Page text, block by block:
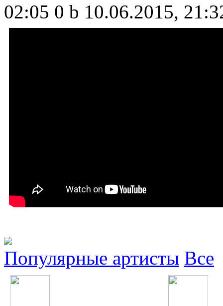
02:05 0 b 10.06.2015,
Популярные артисты Все